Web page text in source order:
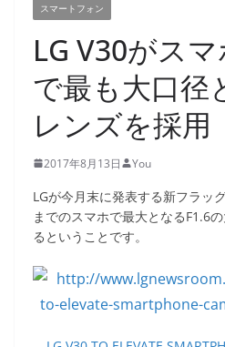
スマートフォン
LG V30がス
で最も大口径
レンズを採用
2017年8月13日 You
LGが今月末に発表する新フラッ
までのスマホで最大となるF1.6
るということです。